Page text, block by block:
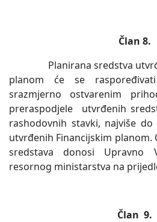
Član 8.
Planirana sredstva
planom će se
srazmjerno ostvarenim
preraspodjele utvrđenih
rashodovnih stavki, najviše
utvrđenih Financijskim
sredstava donosi Upravno
resornog ministarstva na
Član 9.